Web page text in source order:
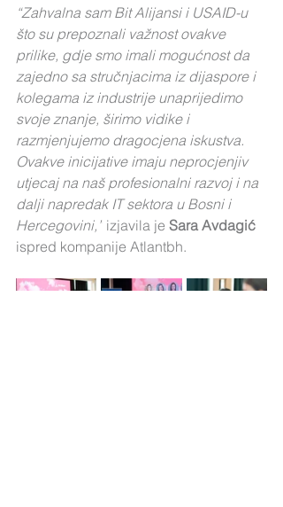
“Zahvalna sam Bit Alijansi i USAID-u
što su prepoznali važnost ovakve
prilike, gdje smo imali mogućnost da
zajedno sa stručnjacima iz dijaspore i
kolegama iz industrije unaprijedimo
svoje znanje, širimo vidike i
razmjenjujemo dragocjena iskustva.
Ovakve inicijative imaju neprocjenjiv
utjecaj na naš profesionalni razvoj i na
dalji napredak IT sektora u Bosni i
Hercegovini,” izjavila je Sara Avdagić
ispred kompanije Atlantbh.